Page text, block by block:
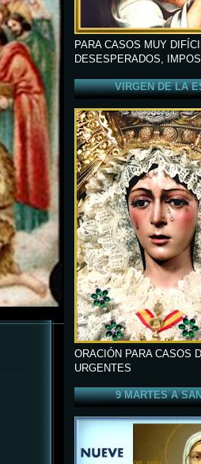
PARA CASOS MUY
DESESPERADOS,
VIRGEN DE LA
ORACIÓN PARA CASOS
URGENTES
9 MARTES A